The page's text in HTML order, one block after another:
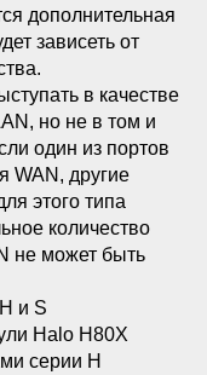
дополнительная
зависеть от
в качестве
но не в том и
один из портов
WAN, другие
этого типа
количество
не может быть
и S
Halo H80X
серии H